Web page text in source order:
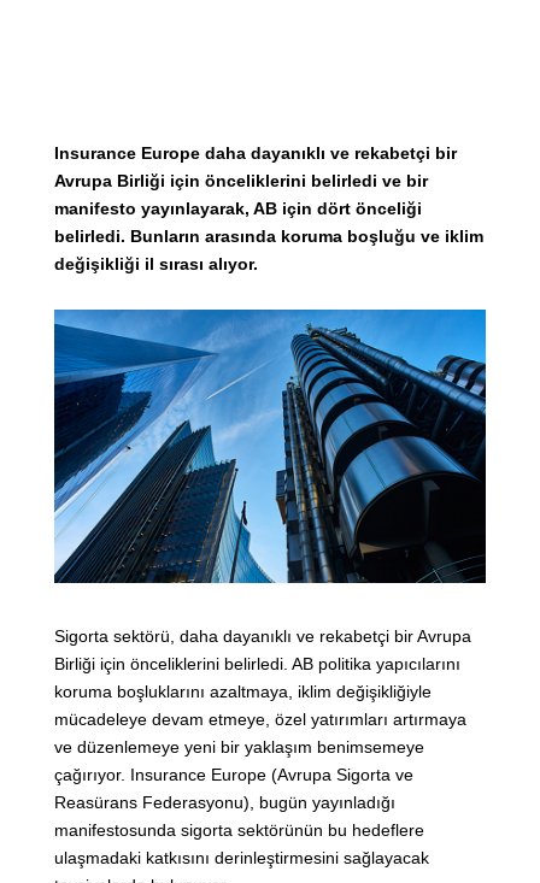
Insurance Europe daha dayanıklı ve rekabetçi bir
Avrupa Birliği için önceliklerini belirledi ve bir
manifesto yayınlayarak, AB için dört önceliği
belirledi. Bunların arasında koruma boşluğu ve iklim
değişikliği il sırası alıyor.
Sigorta sektörü, daha dayanıklı ve rekabetçi bir Avrupa
Birliği için önceliklerini belirledi. AB politika yapıcılarını
koruma boşluklarını azaltmaya, iklim değişikliğiyle
mücadeleye devam etmeye, özel yatırımları artırmaya
ve düzenlemeye yeni bir yaklaşım benimsemeye
çağırıyor. Insurance Europe (Avrupa Sigorta ve
Reasürans Federasyonu), bugün yayınladığı
manifestosunda sigorta sektörünün bu hedeflere
ulaşmadaki katkısını derinleştirmesini sağlayacak